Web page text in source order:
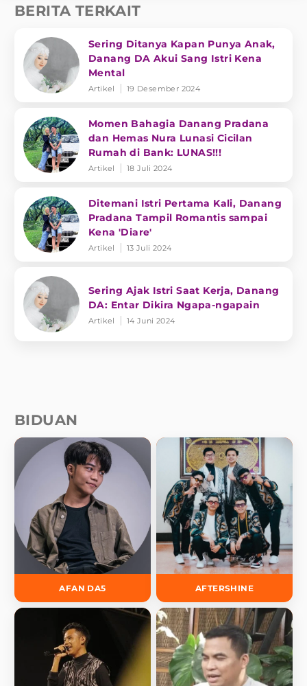
BERITA TERKAIT
Sering Ditanya Kapan Punya Anak,
Danang DA Akui Sang Istri Kena
Mental
Artikel 19 Desember 2024
Momen Bahagia Danang Pradana
dan Hemas Nura Lunasi Cicilan
Rumah di Bank: LUNAS!!!
Artikel 18 Juli 2024
Ditemani Istri Pertama Kali, Danang
Pradana Tampil Romantis sampai
Kena 'Diare'
Artikel 13 Juli 2024
Sering Ajak Istri Saat Kerja, Danang
DA: Entar Dikira Ngapa-ngapain
Artikel 14 Juni 2024
BIDUAN
AFAN DA5 AFTERSHINE